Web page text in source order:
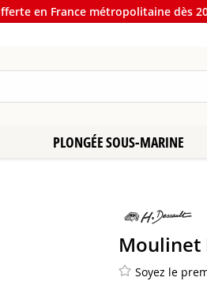
en France métropolitaine dès
PLONGÉE SOUS-MARINE
Moulinet
Soyez le